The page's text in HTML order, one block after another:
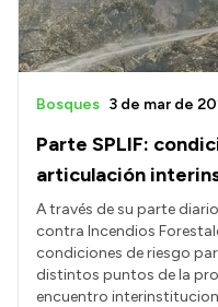
Boletín Oficial
Compras y licitaciones
Consulta de
Convocatorias
Intranet
Login
Parte SPLIF:
articulación
Bosques 3 de mar de
A través de su parte
contra Incendios
condiciones de riesgo
distintos puntos de la
encuentro